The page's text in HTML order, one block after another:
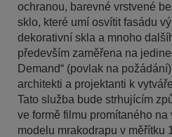
ochranou, barevné vrstvené
sklo, které umí osvítit fasádu
dekorativní skla a mnoho
především zaměřena na
Demand“ (povlak na
architekti a projektanti k
Tato služba bude strhujícím
ve formě filmu promítaného
modelu mrakodrapu v měřítku